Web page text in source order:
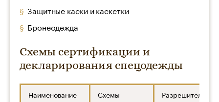
Защитные каски и каскетки
Бронеодежда
Схемы сертификации и
декларирования спецодежды
Наименование
Схемы
Разрешительный